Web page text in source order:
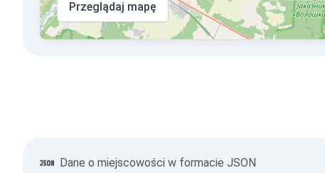
Przeglądaj mapę
Dane o miejscowości w formacie JSON